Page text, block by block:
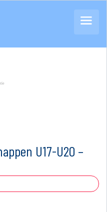
U17-U20 –